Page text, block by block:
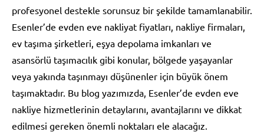
profesyonel destekle sorunsuz bir şekilde tamamlanabilir.
Esenler’de evden eve nakliyat fiyatları, nakliye firmaları,
ev taşıma şirketleri, eşya depolama imkanları ve
asansörlü taşımacılık gibi konular, bölgede yaşayanlar
veya yakında taşınmayı düşünenler için büyük önem
taşımaktadır. Bu blog yazımızda, Esenler’de evden eve
nakliye hizmetlerinin detaylarını, avantajlarını ve dikkat
edilmesi gereken önemli noktaları ele alacağız.